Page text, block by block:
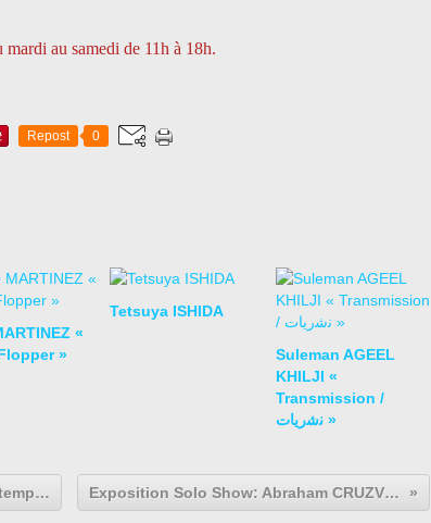
mardi au samedi de 11h à 18h.
Repost 0
«
»
Tetsuya ISHIDA
Suleman AGEEL
KHILJI «
Transmission /
ﻧﺷرﯾﺎت »
Exposition Sculpture Contemporaine: Zhuo Qi « PB Project » Exposition Solo Show: Abraham CRUZVILLEGAS «La Señora de Las Nueces »